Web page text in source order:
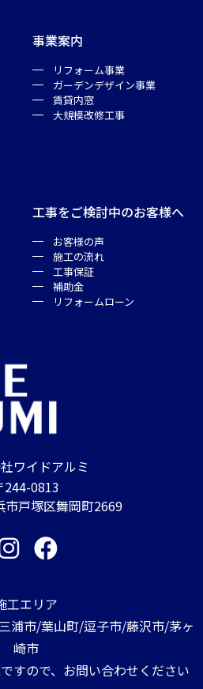
事業案内
リフォーム事業
ガーデンデザイン事業
賃貸内窓
大規模改修工事
工事をご検討中のお客様へ
お客様の声
施工の流れ
工事保証
補助金
リフォームローン
ワイドアルミ
244-0813
市戸塚区舞岡町2669
工エリア
浦市/葉山町/逗子市/藤沢市/茅ヶ
崎市
すので、お問い合わせください